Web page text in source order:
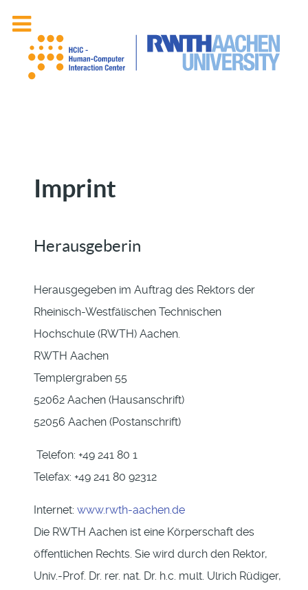
Imprint
Herausgeberin
Herausgegeben im Auftrag des Rektors der
Rheinisch-Westfälischen Technischen
Hochschule (RWTH) Aachen.
RWTH Aachen
Templergraben 55
52062 Aachen (Hausanschrift)
52056 Aachen (Postanschrift)
Telefon: +49 241 80 1
Telefax: +49 241 80 92312
Internet: www.rwth-aachen.de
Die RWTH Aachen ist eine Körperschaft des
öffentlichen Rechts. Sie wird durch den Rektor,
Univ.-Prof. Dr. rer. nat. Dr. h.c. mult. Ulrich Rüdiger,